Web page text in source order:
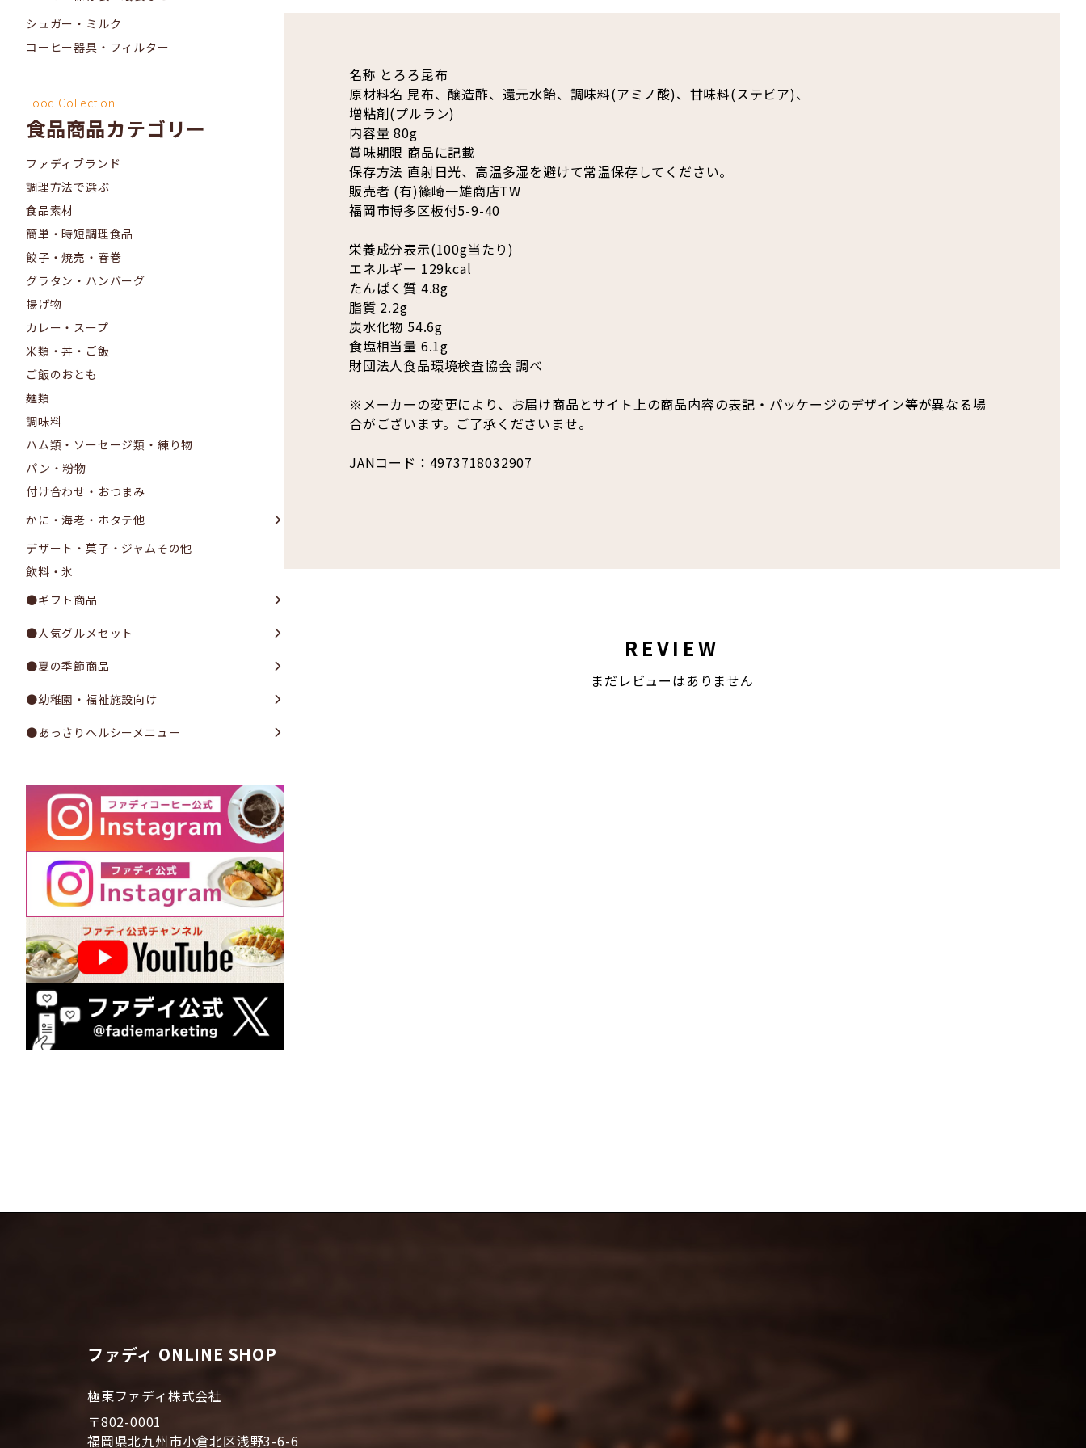
シュガー・ミルク
コーヒー器具・フィルター
Food Collection
食品商品カテゴリー
ファディブランド
調理方法で選ぶ
食品素材
簡単・時短調理食品
餃子・焼売・春巻
グラタン・ハンバーグ
揚げ物
カレー・スープ
米類・丼・ご飯
ご飯のおとも
麺類
調味料
ハム類・ソーセージ類・練り物
パン・粉物
付け合わせ・おつまみ
かに・海老・ホタテ他
デザート・菓子・ジャムその他
飲料・氷
●ギフト商品
●人気グルメセット
●夏の季節商品
●幼稚園・福祉施設向け
●あっさりヘルシーメニュー
名称 とろろ昆布
原材料名 昆布、醸造酢、還元水飴、調味料(アミノ酸)、甘味料(ステビア)、
増粘剤(プルラン)
内容量 80g
賞味期限 商品に記載
保存方法 直射日光、高温多湿を避けて常温保存してください。
販売者 (有)篠崎一雄商店TW
福岡市博多区板付5-9-40
栄養成分表示(100g当たり)
エネルギー 129kcal
たんぱく質 4.8g
脂質 2.2g
炭水化物 54.6g
食塩相当量 6.1g
財団法人食品環境検査協会 調べ
※メーカーの変更により、お届け商品とサイト上の商品内容の表記・パッケージのデザイン等が異なる場
合がございます。ご了承くださいませ。
JANコード：4973718032907
REVIEW
まだレビューはありません
ファディ ONLINE SHOP
極東ファディ株式会社
〒802-0001
福岡県北九州市小倉北区浅野3-6-6